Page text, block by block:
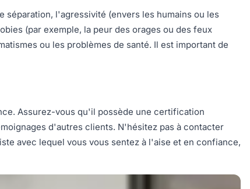
séparation, l'agressivité (envers les humains ou les
(par exemple, la peur des orages ou des feux
ou les problèmes de santé. Il est important de
Assurez-vous qu'il possède une certification
d'autres clients. N'hésitez pas à contacter
avec lequel vous vous sentez à l'aise et en confiance,